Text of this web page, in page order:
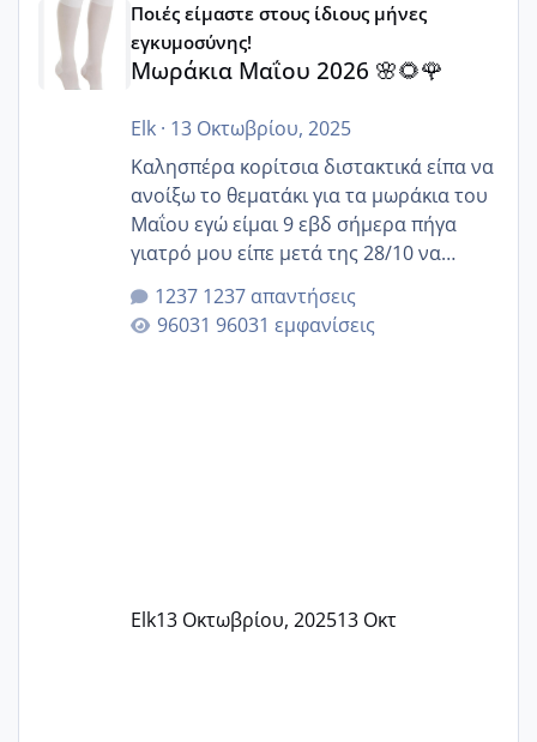
Ποιές είμαστε στους ίδιους μήνες
εγκυμοσύνης!
Μωράκια Μαΐου 2026 🌸🌻🌹
Elk· 13 Οκτωβρίου, 2025
Καλησπέρα κορίτσια διστακτικά είπα να
ανοίξω το θεματάκι για τα μωράκια του
Μαΐου εγώ είμαι 9 εβδ σήμερα πήγα
γιατρό μου είπε μετά της 28/10 να
κλείσω ραντεβού για την αυχενική είναι
καμιά άλλη κοπέλα να γεννάει Μάιο ;;
1237 απαντήσεις
96031 εμφανίσεις
Elk13 Οκτωβρίου, 202513 Οκτ